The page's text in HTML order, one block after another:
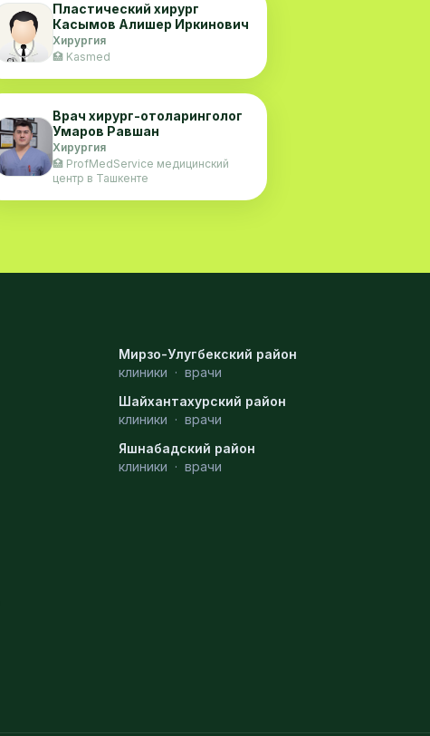
Пластический хирург
Касымов Алишер Иркинович
Хирургия
🏥 Kasmed
Врач хирург-отоларинголог
Умаров Равшан
Хирургия
🏥 ProfMedService медицинский
центр в Ташкенте
Мирзо-Улугбекский район
клиники · врачи
Шайхантахурский район
клиники · врачи
Яшнабадский район
клиники · врачи